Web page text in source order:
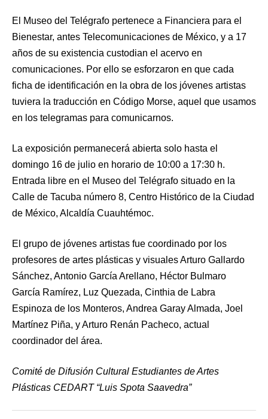
El Museo del Telégrafo pertenece a Financiera para el
Bienestar, antes Telecomunicaciones de México, y a 17
años de su existencia custodian el acervo en
comunicaciones. Por ello se esforzaron en que cada
ficha de identificación en la obra de los jóvenes artistas
tuviera la traducción en Código Morse, aquel que usamos
en los telegramas para comunicarnos.
La exposición permanecerá abierta solo hasta el
domingo 16 de julio en horario de 10:00 a 17:30 h.
Entrada libre en el Museo del Telégrafo situado en la
Calle de Tacuba número 8, Centro Histórico de la Ciudad
de México, Alcaldía Cuauhtémoc.
El grupo de jóvenes artistas fue coordinado por los
profesores de artes plásticas y visuales Arturo Gallardo
Sánchez, Antonio García Arellano, Héctor Bulmaro
García Ramírez, Luz Quezada, Cinthia de Labra
Espinoza de los Monteros, Andrea Garay Almada, Joel
Martínez Piña, y Arturo Renán Pacheco, actual
coordinador del área.
Comité de Difusión Cultural Estudiantes de Artes
Plásticas CEDART “Luis Spota Saavedra”